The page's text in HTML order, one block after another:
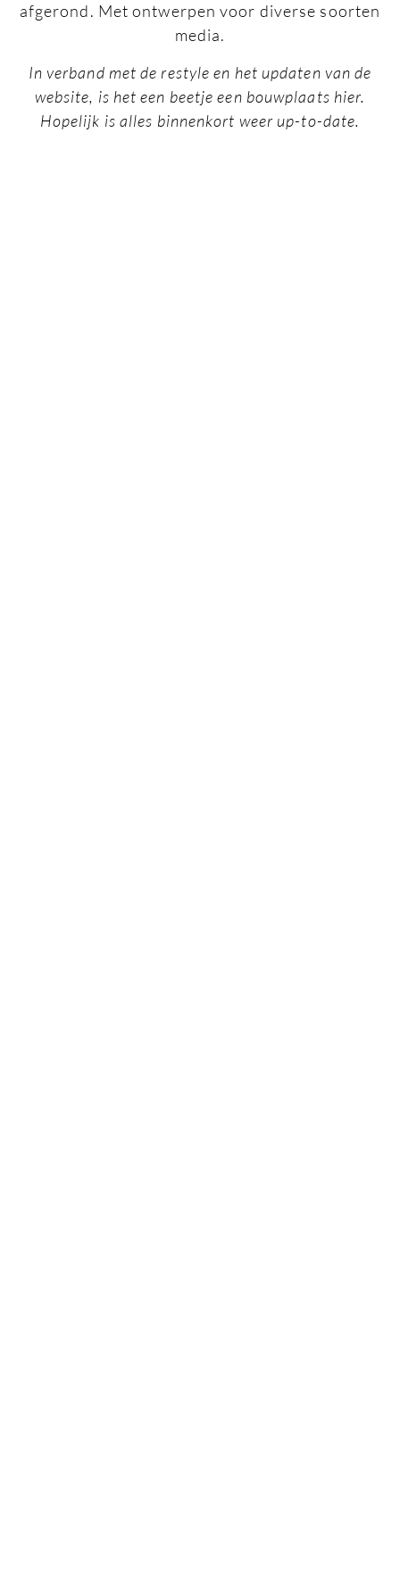
afgerond. Met ontwerpen voor diverse soorten
media.
In verband met de restyle en het updaten van de
website, is het een beetje een bouwplaats hier.
Hopelijk is alles binnenkort weer up-to-date.